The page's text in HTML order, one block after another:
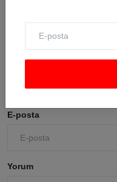
Yorumlar
E-posta
Yorum